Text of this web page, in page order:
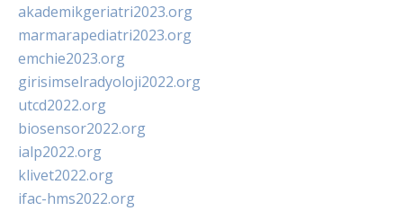
akademikgeriatri2023.org
marmarapediatri2023.org
emchie2023.org
girisimselradyoloji2022.org
utcd2022.org
biosensor2022.org
ialp2022.org
klivet2022.org
ifac-hms2022.org